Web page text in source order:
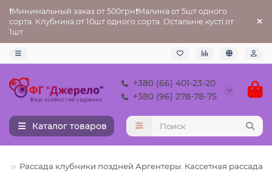
❗Минимальный заказ от 500грн❗Малина от 5шт одного
сорта. Клубника от 10шт одного сорта. Остальніе кусті от
1шт
+380 (66) 401-23-20
+380 (96) 278-78-75
Каталог товаров
Рассада клубники поздней Аргентеры. Кассетная рассада